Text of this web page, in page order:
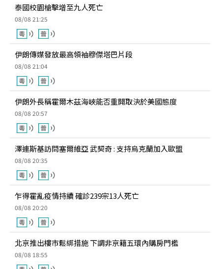
泰國校園槍擊增至九人死亡
08/08 21:25
伊朗傳媒發放最高領袖穆傑塔巴片段
08/08 21:04
伊朗外長稱霍爾木茲海峽能否重開取決於美國態度
08/08 20:57
澤連斯基訪問塞爾維亞 武契奇 : 支持烏克蘭加入歐盟
08/08 20:35
乍得霍亂疫情持續 確診239宗13人死亡
08/08 20:20
北京推出樓市鬆綁措施 下調非京籍五環內購房門檻
08/08 18:55